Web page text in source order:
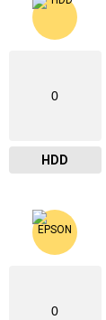
0
HDD
0